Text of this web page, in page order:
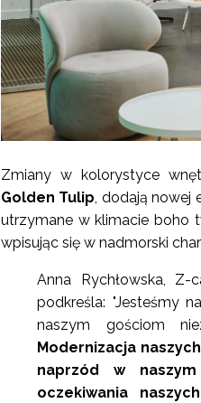
Zmiany w kolorystyce
Golden Tulip, dodają nowej
utrzymane w klimacie boho
wpisując się w nadmorski
Anna Rychłowska, Z-
podkreśla: "Jesteśmy
naszym gościom
Modernizacja
naprzód w
oczekiwania